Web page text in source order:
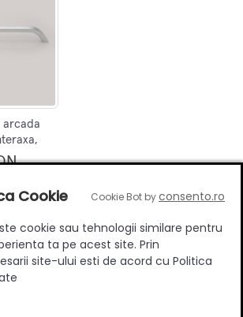
arcada
crom
Cookie Cookie Bot byconsento.ro
cookie sau tehnologii similare pentru
ta pe acest site. Prin
site-ului esti de acord cu Politica